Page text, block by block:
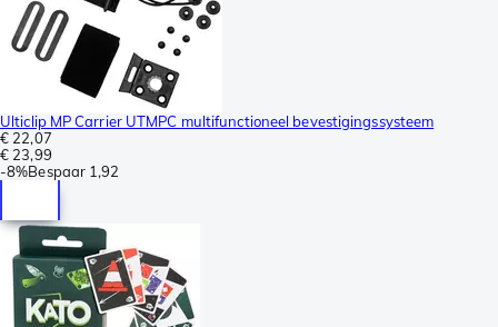
Ulticlip MP Carrier UTMPC multifunctioneel bevestigingssysteem
€ 22,07
€ 23,99
-8%Bespaar 1,92